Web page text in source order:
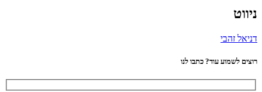
ניווט
דניאל זהבי
רוצים לשמוע עוד? כתבו לנו